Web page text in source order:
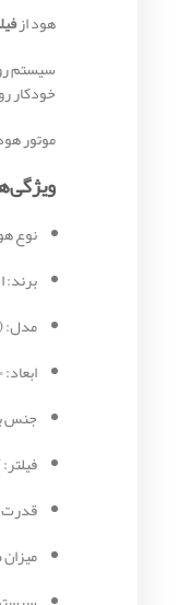
هود از
سیستم
خودکار
موتور
نوع
برند:
مدل: H64-TCS-MF(H212)
ابعاد: ۷۰×۳۰ سانتی‌متر
جنس
قدرت مکش: ۵۰۰
میزان صدا: